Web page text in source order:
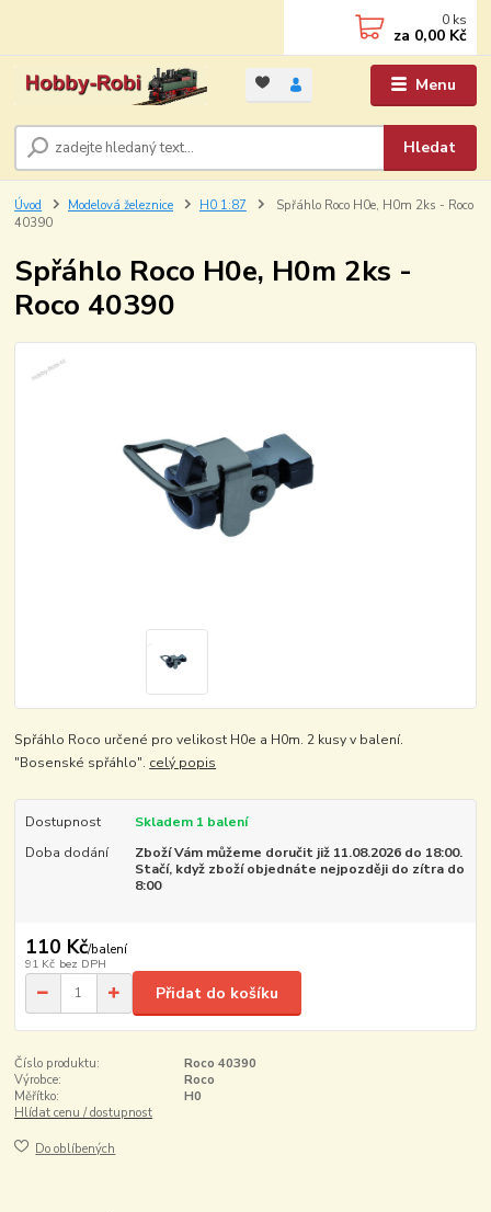
Menu
Hledat
0 ks
za 0,00 Kč
Úvod Modelová železnice H0 1:87
Spřáhlo Roco H0e, H0m 2ks - Roco
40390
Spřáhlo Roco H0e, H0m 2ks -
Roco 40390
Spřáhlo Roco určené pro velikost H0e a H0m. 2 kusy v balení.
"Bosenské spřáhlo". celý popis
Dostupnost
Skladem 1 balení
Doba dodání
Zboží Vám můžeme doručit již 11.08.2026 do 18:00.
Stačí, když zboží objednáte nejpozději do zítra do
8:00
110 Kč/balení
91 Kč bez DPH
Přidat do košíku
Číslo produktu:
Roco 40390
Výrobce:
Roco
Měřítko:
H0
Hlídat cenu / dostupnost
Do oblíbených